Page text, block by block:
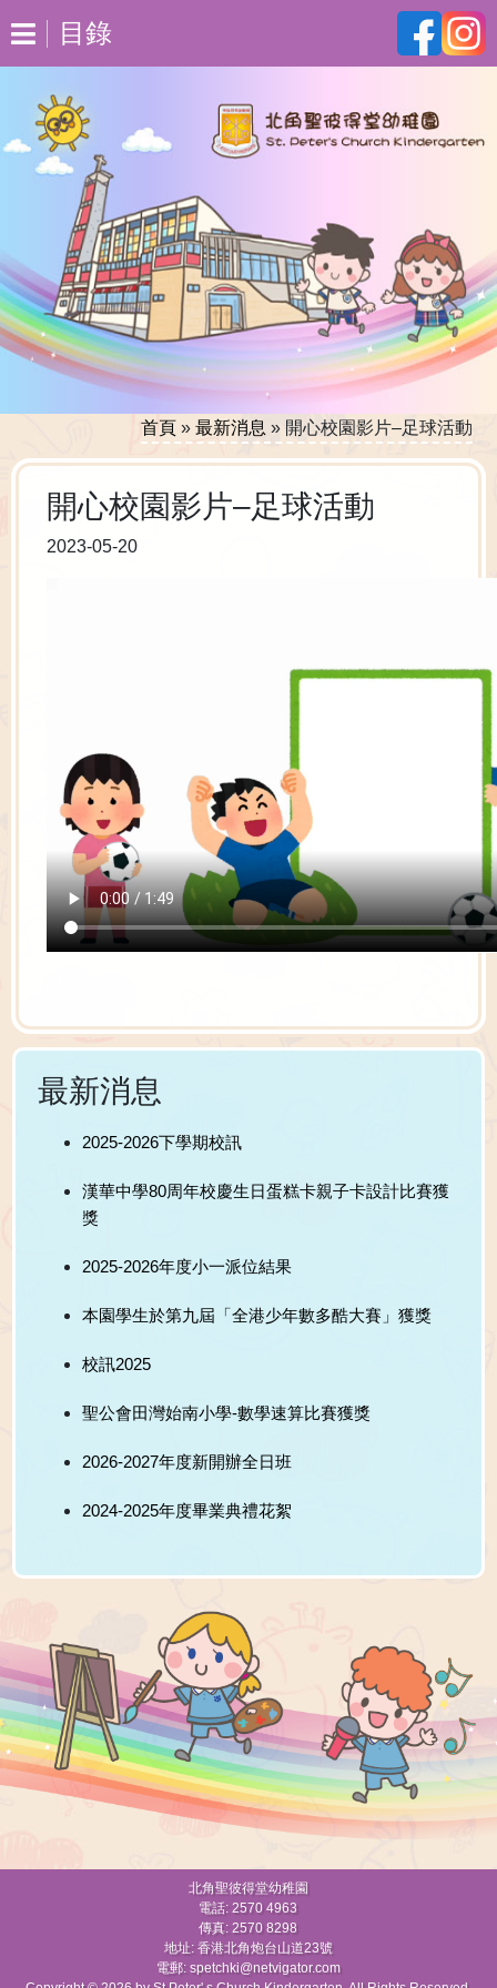
目錄
首頁» 最新消息 » 開心校園影片–足球活動
開心校園影片–足球活動
2023-05-20
最新消息
2025-2026下學期校訊
漢華中學80周年校慶生日蛋糕卡親子卡設計比賽獲
獎
2025-2026年度小一派位結果
本園學生於第九屆「全港少年數多酷大賽」獲獎
校訊2025
聖公會田灣始南小學-數學速算比賽獲獎
2026-2027年度新開辦全日班
2024-2025年度畢業典禮花絮
北角聖彼得堂幼稚園
電話: 2570 4963
傳真: 2570 8298
地址: 香港北角炮台山道23號
電郵: spetchki@netvigator.com